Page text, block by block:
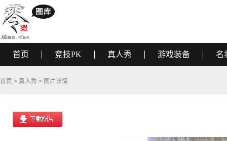
首页 竞技PK 真人秀 游戏装备 名
首页 > 真人秀 > 图片详情